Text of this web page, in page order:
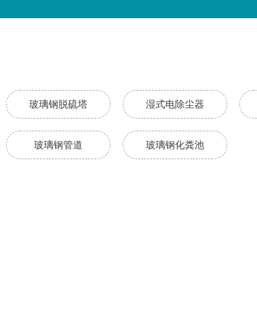
玻璃钢脱硫塔 湿式电除尘器
玻璃钢管道 玻璃钢化粪池